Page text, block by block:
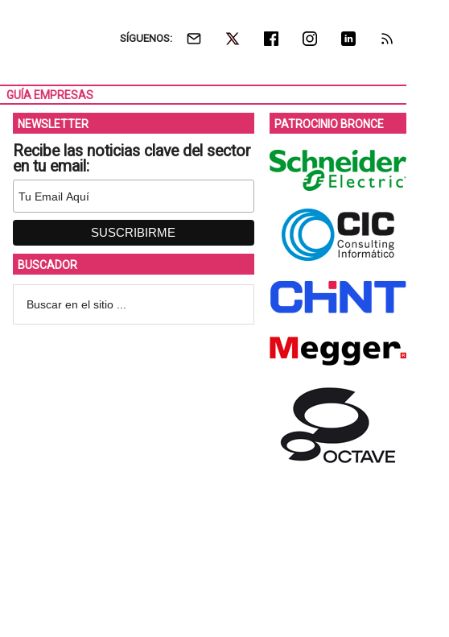
SÍGUENOS:
GUÍA EMPRESAS
NEWSLETTER
Recibe las noticias clave del sector
en tu email:
BUSCADOR
PATROCINIO BRONCE